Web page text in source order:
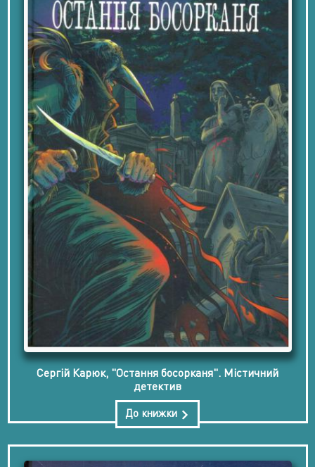
Сергій Карюк, "Остання босорканя". Містичний
детектив
До книжки